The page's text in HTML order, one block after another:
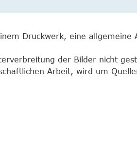
Druckwerk, eine allgemeine
der Bilder nicht
Arbeit, wird um